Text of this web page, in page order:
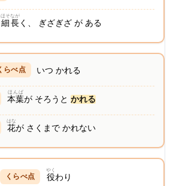
細長
ほそなが
く、 ぎざぎざ が ある
いつ かれる
本葉
ほんば
が そろうと かれる
花
はな
が さくまで かれない
役
やく
わり